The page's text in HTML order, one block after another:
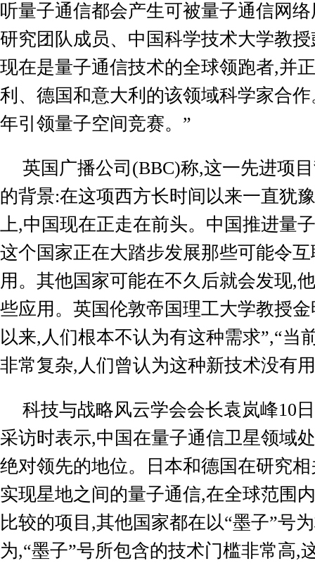
听量子通信都会产生可被量子通信网
研究团队成员、中国科学技术大学教
现在是量子通信技术的全球领跑者,并
利、德国和意大利的该领域科学家合
年引领量子空间竞赛。”
英国广播公司 (BBC)称,这一先进项
的背景:在这项西方长时间以来一直犹
上,中国现在正走在前头。中国推进量
这个国家正在大踏步发展那些可能令
用。其他国家可能在不久后就会发现,
些应用。英国伦敦帝国理工大学教授
以来, 人们根本不认为有这种需求”,“当
非常复杂, 人们曾认为这种新技术没有
科技与战略风云学会会长袁岚峰10
采访时表示,中国在量子通信卫星领域
绝对领先的地位。日本和德国在研究
实现星地之间的量子通信,在全球范围
比较的项目 ,其他国家都在以“墨子”号
为,“墨子”号所包含的技术门槛非常高,